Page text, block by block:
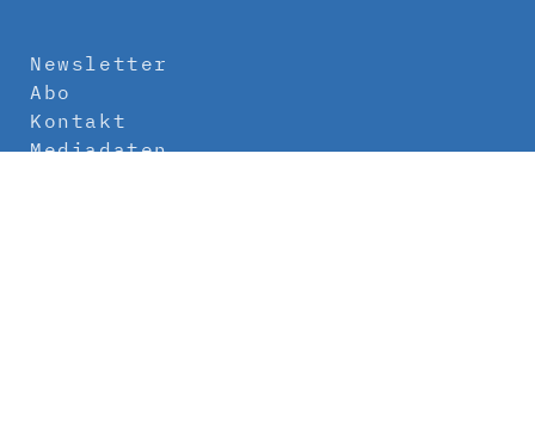
Newsletter
Abo
Kontakt
Mediadaten